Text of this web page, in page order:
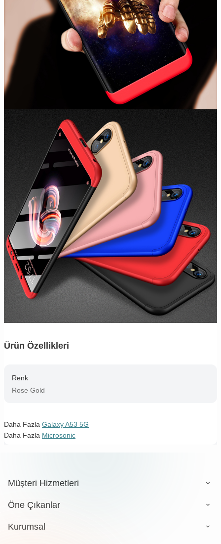
Ürün Özellikleri
Renk
Rose Gold
Daha Fazla Galaxy A53 5G
Daha Fazla Microsonic
Müşteri Hizmetleri
Öne Çıkanlar
Kurumsal